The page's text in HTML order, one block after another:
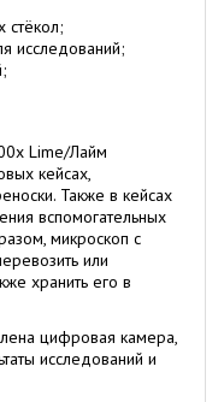
стёкол;
исследований;
Lime/Лайм
кейсах,
Также в кейсах
вспомогательных
микроскоп с
или
хранить его в
цифровая камера,
исследований и